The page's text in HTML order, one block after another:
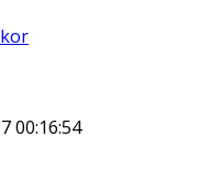
00:16:54